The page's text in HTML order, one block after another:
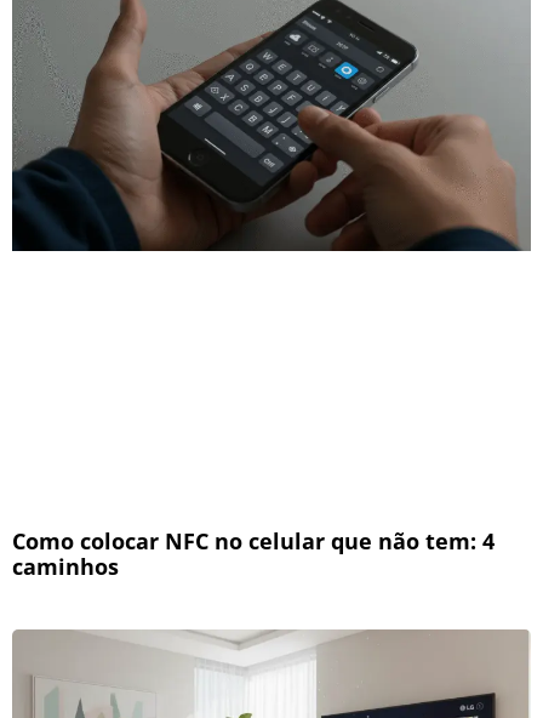
Como colocar NFC no celular que não tem: 4
caminhos